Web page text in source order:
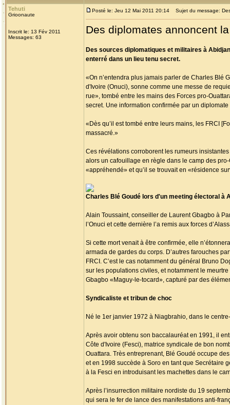
Tehuti
Grioonaute
Inscrit le: 13 Fév 2011
Messages: 63
Posté le: Jeu 12 Mai 2011 20:14 Sujet du message:
Des diplomates annoncent
Des sources diplomatiques et militaires à
enterré dans un lieu tenu secret.
«On n’entendra plus jamais parler de Charles Blé
d'Ivoire (Onuci), sonne comme une messe de
rue», tombé entre les mains des Forces pro-
secret. Une information confirmée par un diplomate
«Dès qu’il est tombé entre leurs mains, les FRCI
massacré.»
Ces révélations corroborent les rumeurs
alors un cafouillage en règle dans le camp des
«appréhendé» et qu’il se trouvait en «résidence
Charles Blé Goudé lors d'un meeting électoral à
Alain Toussaint, conseiller de Laurent Gbagbo à
l’Onuci et cette dernière l’a remis aux forces
Si cette mort venait à être confirmée, elle
armada de gardes du corps. D’autres farouches
FRCI. C’est le cas notamment du général Bruno
sur les populations civiles, et notamment le
Gbagbo «Maguy-le-tocard», capturé par des
Syndicaliste et tribun de choc
Né le 1er janvier 1972 à Niagbrahio, dans le
Après avoir obtenu son baccalauréat en 1991, il
Côte d'Ivoire (Fesci), matrice syndicale de bon
Ouattara. Très entreprenant, Blé Goudé occupe
et en 1998 succède à Soro en tant que Secrétaire
à la Fesci en introduisant les machettes dans le
Après l’insurrection militaire nordiste du 19
qui sera le fer de lance des manifestations anti-